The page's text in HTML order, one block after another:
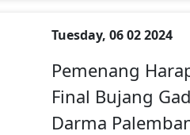
Tuesday, 06 02 2024
Pemenang
Final Bujang
Darma